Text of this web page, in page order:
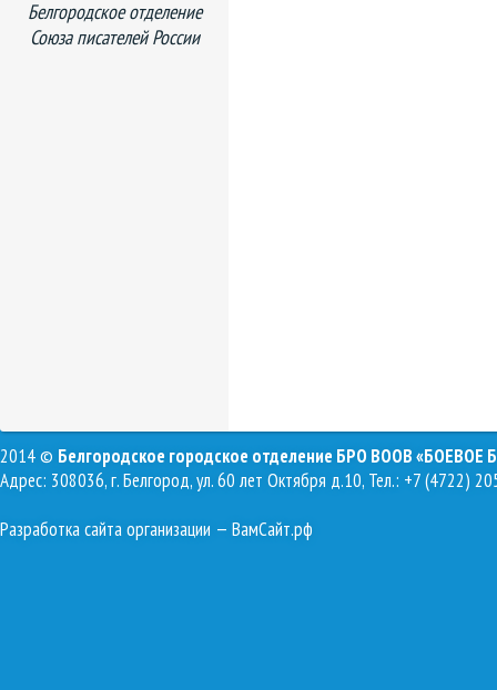
Белгородское отделение
Союза писателей России
2014 © Белгородское городское отделение БРО ВООВ «БОЕВОЕ
Адрес: 308036, г. Белгород, ул. 60 лет Октября д.10, Тел.: +7 (4722)
Разработка сайта организации — ВамСайт.рф